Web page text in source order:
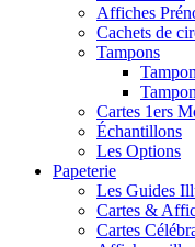
Affiches
Cachets de
Tampons
Cartes 1ers
Échantillons
Les Options
Papeterie
Les Guides
Cartes &
Cartes